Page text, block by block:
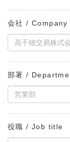
会社 / Company
部署 /
役職 / Job title